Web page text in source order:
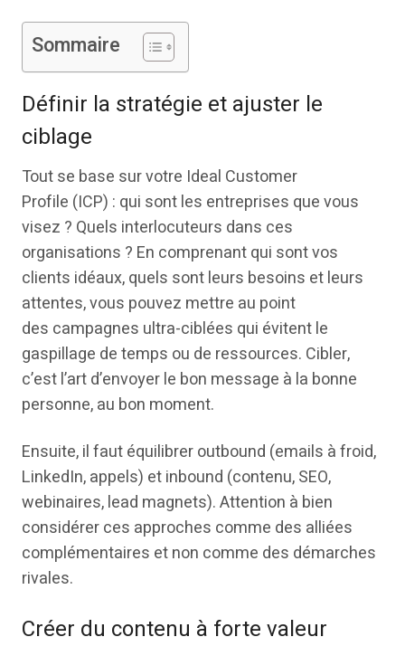
Sommaire
Définir la stratégie et ajuster le
ciblage
Tout se base sur votre Ideal Customer
Profile (ICP) : qui sont les entreprises que vous
visez ? Quels interlocuteurs dans ces
organisations ? En comprenant qui sont vos
clients idéaux, quels sont leurs besoins et leurs
attentes, vous pouvez mettre au point
des campagnes ultra-ciblées qui évitent le
gaspillage de temps ou de ressources. Cibler,
c’est l’art d’envoyer le bon message à la bonne
personne, au bon moment.
Ensuite, il faut équilibrer outbound (emails à froid,
LinkedIn, appels) et inbound (contenu, SEO,
webinaires, lead magnets). Attention à bien
considérer ces approches comme des alliées
complémentaires et non comme des démarches
rivales.
Créer du contenu à forte valeur